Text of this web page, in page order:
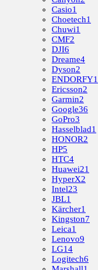
Casio1
Choetech1
Chuwi1
CMF2
DJI6
Dreame4
Dyson2
ENDORFY1
Ericsson2
Garmin2
Google36
GoPro3
Hasselblad1
HONOR2
HP5
HTC4
Huawei21
HyperX2
Intel23
JBL1
Kärcher1
Kingston7
Leica1
Lenovo9
LG14
Logitech6